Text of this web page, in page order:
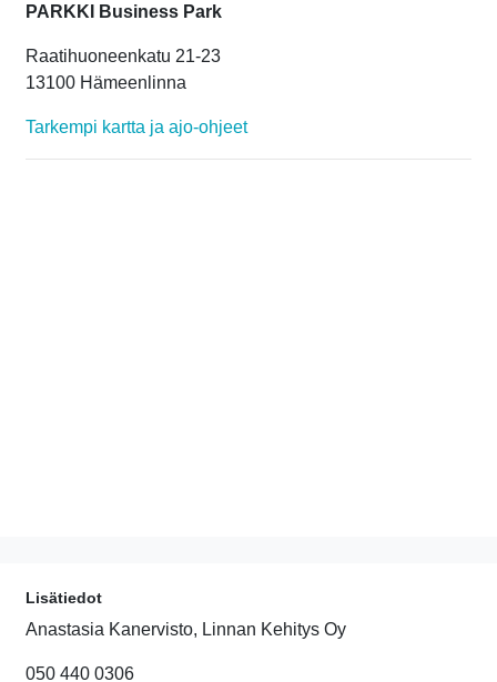
PARKKI Business Park
Raatihuoneenkatu 21-23
13100 Hämeenlinna
Tarkempi kartta ja ajo-ohjeet
Lisätiedot
Anastasia Kanervisto, Linnan Kehitys Oy
050 440 0306